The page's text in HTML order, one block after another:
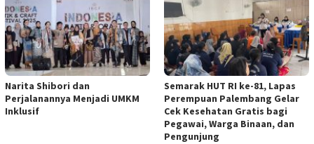
Narita Shibori dan
Perjalanannya Menjadi UMKM
Inklusif
Semarak HUT RI ke-81, Lapas
Perempuan Palembang Gelar
Cek Kesehatan Gratis bagi
Pegawai, Warga Binaan, dan
Pengunjung